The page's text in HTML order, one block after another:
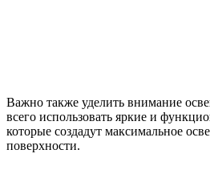
Важно также уделить внимание
всего использовать яркие и
которые создадут максимальное
поверхности.